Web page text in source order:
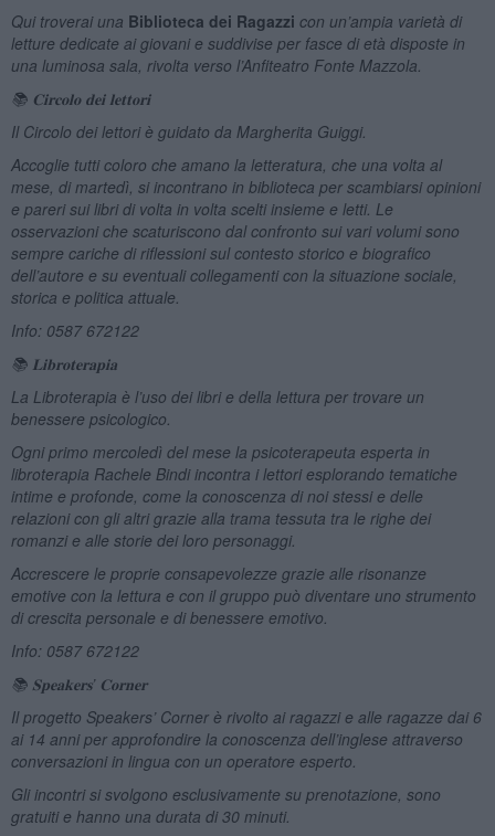
Qui troverai una Biblioteca dei Ragazzi con un’ampia varietà di
letture dedicate ai giovani e suddivise per fasce di età disposte in
una luminosa sala, rivolta verso l’Anfiteatro Fonte Mazzola.
📚 𝐂𝐢𝐫𝐜𝐨𝐥𝐨 𝐝𝐞𝐢 𝐥𝐞𝐭𝐭𝐨𝐫𝐢
Il Circolo dei lettori è guidato da Margherita Guiggi.
Accoglie tutti coloro che amano la letteratura, che una volta al
mese, di martedì, si incontrano in biblioteca per scambiarsi opinioni
e pareri sui libri di volta in volta scelti insieme e letti. Le
osservazioni che scaturiscono dal confronto sui vari volumi sono
sempre cariche di riflessioni sul contesto storico e biografico
dell’autore e su eventuali collegamenti con la situazione sociale,
storica e politica attuale.
Info: 0587 672122
📚 𝐋𝐢𝐛𝐫𝐨𝐭𝐞𝐫𝐚𝐩𝐢𝐚
La Libroterapia è l’uso dei libri e della lettura per trovare un
benessere psicologico.
Ogni primo mercoledì del mese la psicoterapeuta esperta in
libroterapia Rachele Bindi incontra i lettori esplorando tematiche
intime e profonde, come la conoscenza di noi stessi e delle
relazioni con gli altri grazie alla trama tessuta tra le righe dei
romanzi e alle storie dei loro personaggi.
Accrescere le proprie consapevolezze grazie alle risonanze
emotive con la lettura e con il gruppo può diventare uno strumento
di crescita personale e di benessere emotivo.
Info: 0587 672122
📚 𝐒𝐩𝐞𝐚𝐤𝐞𝐫𝐬’ 𝐂𝐨𝐫𝐧𝐞𝐫
Il progetto Speakers’ Corner è rivolto ai ragazzi e alle ragazze dai 6
ai 14 anni per approfondire la conoscenza dell’inglese attraverso
conversazioni in lingua con un operatore esperto.
Gli incontri si svolgono esclusivamente su prenotazione, sono
gratuiti e hanno una durata di 30 minuti.